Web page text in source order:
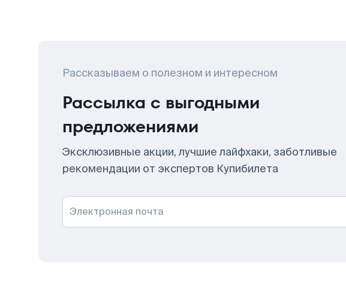
Рассказываем о полезном и интересном
Рассылка с выгодными
предложениями
Эксклюзивные акции, лучшие лайфхаки, заботливые
рекомендации от экспертов Купибилета
Электронная почта